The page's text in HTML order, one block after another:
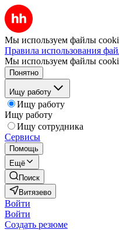
Мы используем файлы
Правила использования
Мы используем файлы
Понятно
Ищу работу
Ищу работу
Ищу работу
Ищу сотрудника
Сервисы
Помощь
Ещё
Поиск
Витязево
Войти
Войти
Создать резюме